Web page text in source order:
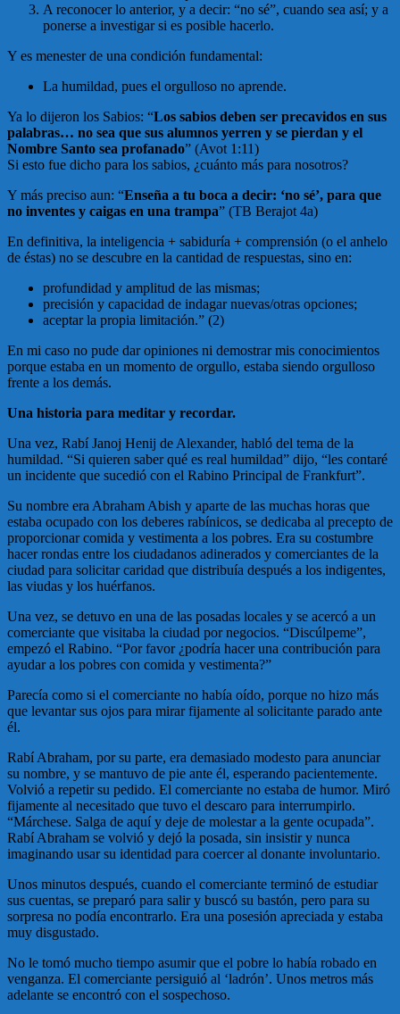
A reconocer lo anterior, y a decir: “no sé”, cuando sea así; y a
ponerse a investigar si es posible hacerlo.
Y es menester de una condición fundamental:
La humildad, pues el orgulloso no aprende.
Ya lo dijeron los Sabios: “Los sabios deben ser precavidos en sus
palabras… no sea que sus alumnos yerren y se pierdan y el
Nombre Santo sea profanado” (Avot 1:11)
Si esto fue dicho para los sabios, ¿cuánto más para nosotros?
Y más preciso aun: “Enseña a tu boca a decir: ‘no sé’, para que
no inventes y caigas en una trampa” (TB Berajot 4a)
En definitiva, la inteligencia + sabiduría + comprensión (o el anhelo
de éstas) no se descubre en la cantidad de respuestas, sino en:
profundidad y amplitud de las mismas;
precisión y capacidad de indagar nuevas/otras opciones;
aceptar la propia limitación.” (2)
En mi caso no pude dar opiniones ni demostrar mis conocimientos
porque estaba en un momento de orgullo, estaba siendo orgulloso
frente a los demás.
Una historia para meditar y recordar.
Una vez, Rabí Janoj Henij de Alexander, habló del tema de la
humildad. “Si quieren saber qué es real humildad” dijo, “les contaré
un incidente que sucedió con el Rabino Principal de Frankfurt”.
Su nombre era Abraham Abish y aparte de las muchas horas que
estaba ocupado con los deberes rabínicos, se dedicaba al precepto de
proporcionar comida y vestimenta a los pobres. Era su costumbre
hacer rondas entre los ciudadanos adinerados y comerciantes de la
ciudad para solicitar caridad que distribuía después a los indigentes,
las viudas y los huérfanos.
Una vez, se detuvo en una de las posadas locales y se acercó a un
comerciante que visitaba la ciudad por negocios. “Discúlpeme”,
empezó el Rabino. “Por favor ¿podría hacer una contribución para
ayudar a los pobres con comida y vestimenta?”
Parecía como si el comerciante no había oído, porque no hizo más
que levantar sus ojos para mirar fijamente al solicitante parado ante
él.
Rabí Abraham, por su parte, era demasiado modesto para anunciar
su nombre, y se mantuvo de pie ante él, esperando pacientemente.
Volvió a repetir su pedido. El comerciante no estaba de humor. Miró
fijamente al necesitado que tuvo el descaro para interrumpirlo.
“Márchese. Salga de aquí y deje de molestar a la gente ocupada”.
Rabí Abraham se volvió y dejó la posada, sin insistir y nunca
imaginando usar su identidad para coercer al donante involuntario.
Unos minutos después, cuando el comerciante terminó de estudiar
sus cuentas, se preparó para salir y buscó su bastón, pero para su
sorpresa no podía encontrarlo. Era una posesión apreciada y estaba
muy disgustado.
No le tomó mucho tiempo asumir que el pobre lo había robado en
venganza. El comerciante persiguió al ‘ladrón’. Unos metros más
adelante se encontró con el sospechoso.